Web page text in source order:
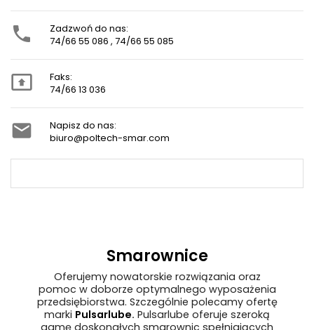

Zadzwoń do nas:
74/66 55 086 , 74/66 55 085

Faks:
74/66 13 036

Napisz do nas:
biuro@poltech-smar.com
Smarownice
Oferujemy nowatorskie rozwiązania oraz
pomoc w doborze optymalnego wyposażenia
przedsiębiorstwa. Szczególnie polecamy ofertę
marki Pulsarlube. Pulsarlube oferuje szeroką
gamę doskonałych smarownic spełniających